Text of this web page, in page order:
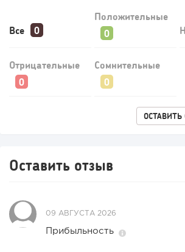
Все
Положительные
Отрицательные Сомнительные
Оставить отзыв
09 АВГУСТА 2026
Прибыльность